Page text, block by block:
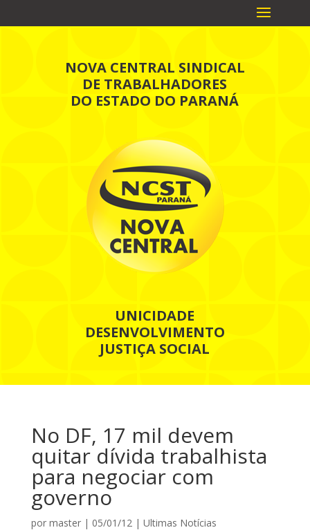
NOVA CENTRAL SINDICAL
DE TRABALHADORES
DO ESTADO DO PARANÁ
UNICIDADE
DESENVOLVIMENTO
JUSTIÇA SOCIAL
No DF, 17 mil devem
quitar dívida trabalhista
para negociar com
governo
por master| 05/01/12| Ultimas Notícias